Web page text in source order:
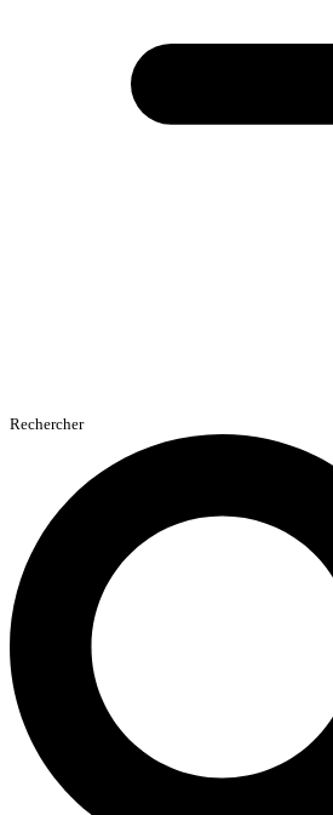
Rechercher